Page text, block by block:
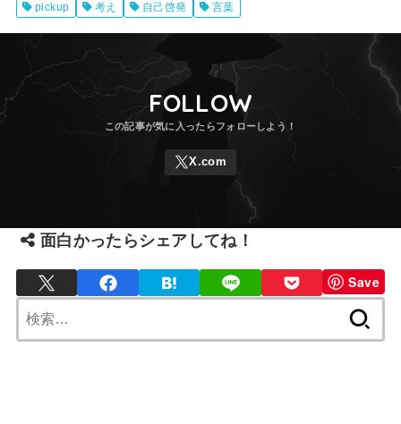
pickup
考え 自己啓発 言葉
FOLLOW
面白かったらシェアしてね！
Save
索: